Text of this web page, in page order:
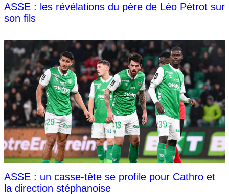
ASSE : les révélations du père de Léo Pétrot sur
son fils
ASSE : un casse-tête se profile pour Cathro et
la direction stéphanoise